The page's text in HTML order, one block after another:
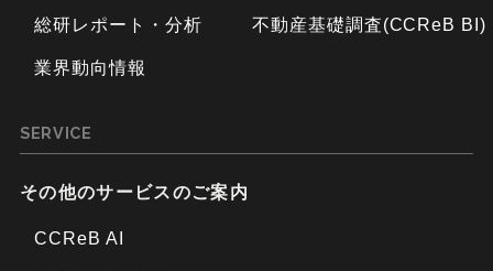
総研レポート・分析
業界動向情報
不動産基礎調査(CCReB BI)
SERVICE
その他のサービスのご案内
CCReB AI